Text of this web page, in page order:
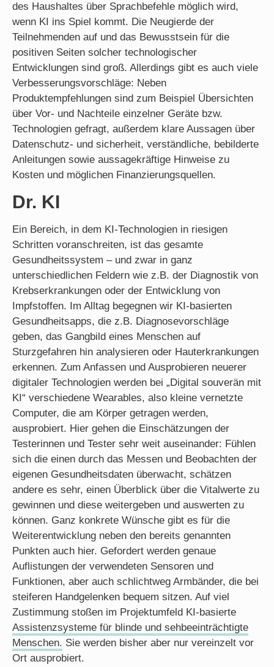
des Haushaltes über Sprachbefehle möglich wird,
wenn KI ins Spiel kommt. Die Neugierde der
Teilnehmenden auf und das Bewusstsein für die
positiven Seiten solcher technologischer
Entwicklungen sind groß. Allerdings gibt es auch viele
Verbesserungsvorschläge: Neben
Produktempfehlungen sind zum Beispiel Übersichten
über Vor- und Nachteile einzelner Geräte bzw.
Technologien gefragt, außerdem klare Aussagen über
Datenschutz- und sicherheit, verständliche, bebilderte
Anleitungen sowie aussagekräftige Hinweise zu
Kosten und möglichen Finanzierungsquellen.
Dr. KI
Ein Bereich, in dem KI-Technologien in riesigen
Schritten voranschreiten, ist das gesamte
Gesundheitssystem – und zwar in ganz
unterschiedlichen Feldern wie z.B. der Diagnostik von
Krebserkrankungen oder der Entwicklung von
Impfstoffen. Im Alltag begegnen wir KI-basierten
Gesundheitsapps, die z.B. Diagnosevorschläge
geben, das Gangbild eines Menschen auf
Sturzgefahren hin analysieren oder Hauterkrankungen
erkennen. Zum Anfassen und Ausprobieren neuerer
digitaler Technologien werden bei „Digital souverän mit
KI“ verschiedene Wearables, also kleine vernetzte
Computer, die am Körper getragen werden,
ausprobiert. Hier gehen die Einschätzungen der
Testerinnen und Tester sehr weit auseinander: Fühlen
sich die einen durch das Messen und Beobachten der
eigenen Gesundheitsdaten überwacht, schätzen
andere es sehr, einen Überblick über die Vitalwerte zu
gewinnen und diese weitergeben und auswerten zu
können. Ganz konkrete Wünsche gibt es für die
Weiterentwicklung neben den bereits genannten
Punkten auch hier. Gefordert werden genaue
Auflistungen der verwendeten Sensoren und
Funktionen, aber auch schlichtweg Armbänder, die bei
steiferen Handgelenken bequem sitzen. Auf viel
Zustimmung stoßen im Projektumfeld KI-basierte
Assistenzsysteme für blinde und sehbeeinträchtigte
Menschen. Sie werden bisher aber nur vereinzelt vor
Ort ausprobiert.